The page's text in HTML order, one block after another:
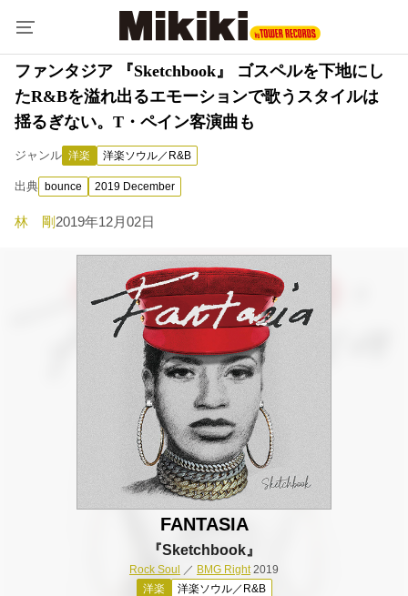
ファンタジア 『Sketchbook』 ゴスペルを下地にし
たR&Bを溢れ出るエモーションで歌うスタイルは
揺るぎない。T・ペイン客演曲も
ジャンル 洋楽 洋楽ソウル／R&B
出典 bounce 2019 December
林 剛 2019年12月02日
FANTASIA
『Sketchbook』
Rock Soul ／ BMG Right2019
洋楽
洋楽ソウル／R&B